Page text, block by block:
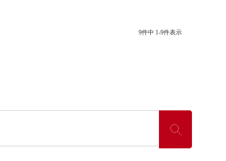
9件中 1-9件表示